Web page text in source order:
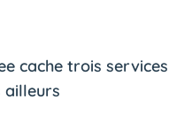
cache trois
ailleurs